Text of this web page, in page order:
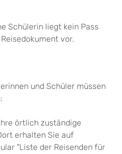
Schülerin liegt kein Pass
vor.
und Schüler müssen
örtlich zuständige
erhalten Sie auf
"Liste der Reisenden für